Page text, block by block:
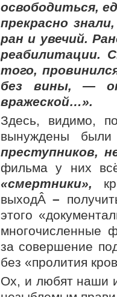
освободиться,
прекрасно
ран и увечий.
реабилитации.
того,
без вины, —
вражеской…».
Здесь, видимо,
вынуждены
преступников,
фильма у них
«смертники»,
выходÂ–
этого
многочисленные
за совершение
без «пролития
Ох, и любят наши